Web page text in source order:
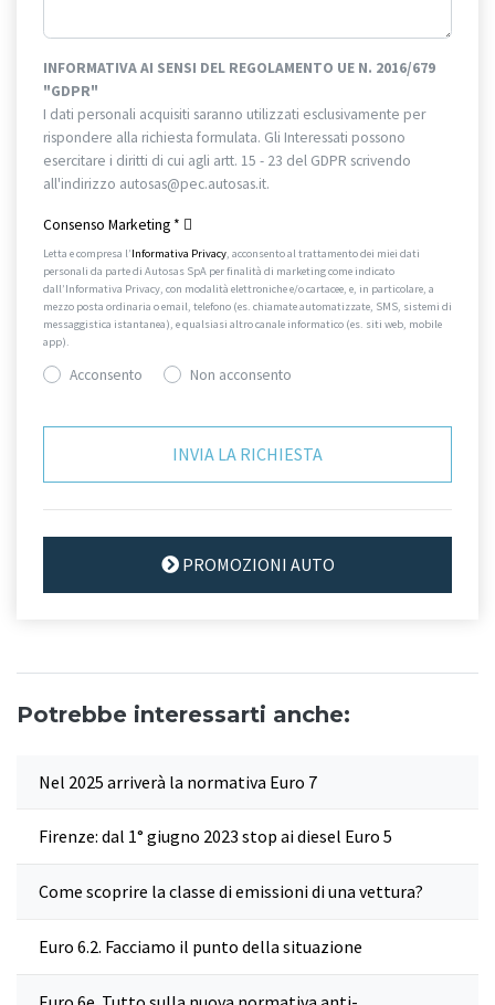
INFORMATIVA AI SENSI DEL REGOLAMENTO UE N. 2016/679
"GDPR"
I dati personali acquisiti saranno utilizzati esclusivamente per
rispondere alla richiesta formulata. Gli Interessati possono
esercitare i diritti di cui agli artt. 15 - 23 del GDPR scrivendo
all'indirizzo autosas@pec.autosas.it.
Consenso Marketing *
Letta e compresa l’Informativa Privacy, acconsento al trattamento dei miei dati
personali da parte di Autosas SpA per finalità di marketing come indicato
dall’Informativa Privacy, con modalità elettroniche e/o cartacee, e, in particolare, a
mezzo posta ordinaria o email, telefono (es. chiamate automatizzate, SMS, sistemi di
messaggistica istantanea), e qualsiasi altro canale informatico (es. siti web, mobile
app).
Acconsento Non acconsento
PROMOZIONI AUTO
Potrebbe interessarti anche:
Nel 2025 arriverà la normativa Euro 7
Firenze: dal 1° giugno 2023 stop ai diesel Euro 5
Come scoprire la classe di emissioni di una vettura?
Euro 6.2. Facciamo il punto della situazione